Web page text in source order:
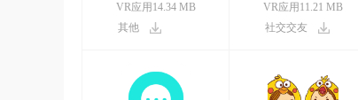
VR应用14.34 MB
其他
VR应用11.21 MB
社交交友